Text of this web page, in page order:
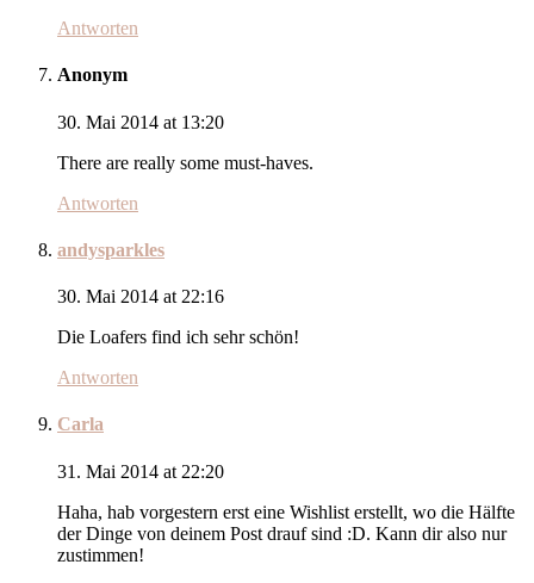
Antworten
Anonym
30. Mai 2014 at 13:20
There are really some must-haves.
Antworten
andysparkles
30. Mai 2014 at 22:16
Die Loafers find ich sehr schön!
Antworten
Carla
31. Mai 2014 at 22:20
Haha, hab vorgestern erst eine Wishlist erstellt, wo die Hälfte
der Dinge von deinem Post drauf sind :D. Kann dir also nur
zustimmen!